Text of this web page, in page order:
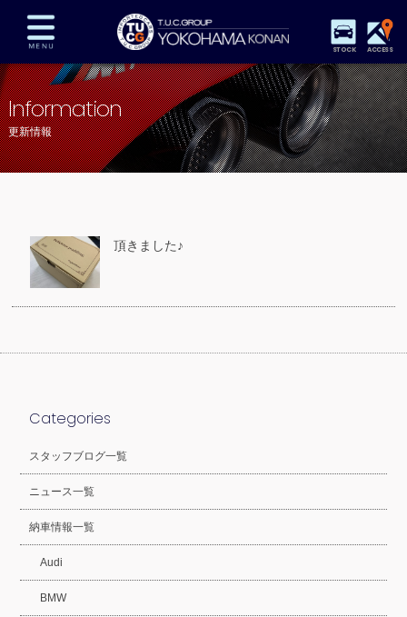
STOCK ACCESS
在庫車両情報 保証&サービス パーツリスト
TUCとは？ 店舗情報 アクセスマップ
全国納車 特別作業 注文販売
プライバシーポリシー
Information
更新情報
頂きました♪
Categories
スタッフブログ一覧
ニュース一覧
納車情報一覧
Audi
BMW